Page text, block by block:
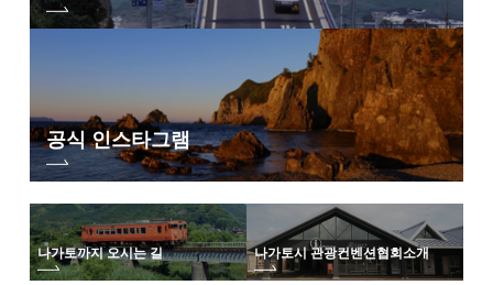
공식 인스타그램
나가토까지 오시는 길 나가토시 관광컨벤션협회소개